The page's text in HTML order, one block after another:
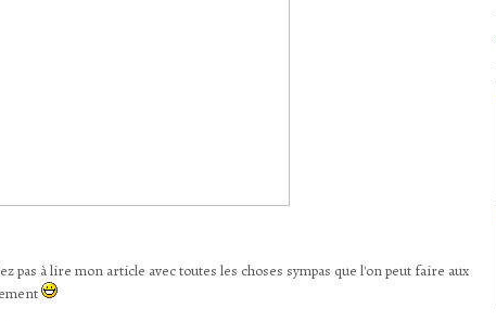
pas à lire mon article avec toutes les choses sympas que l'on peut faire aux